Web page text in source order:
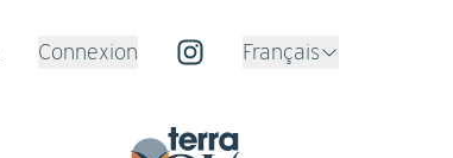
Connexion Français